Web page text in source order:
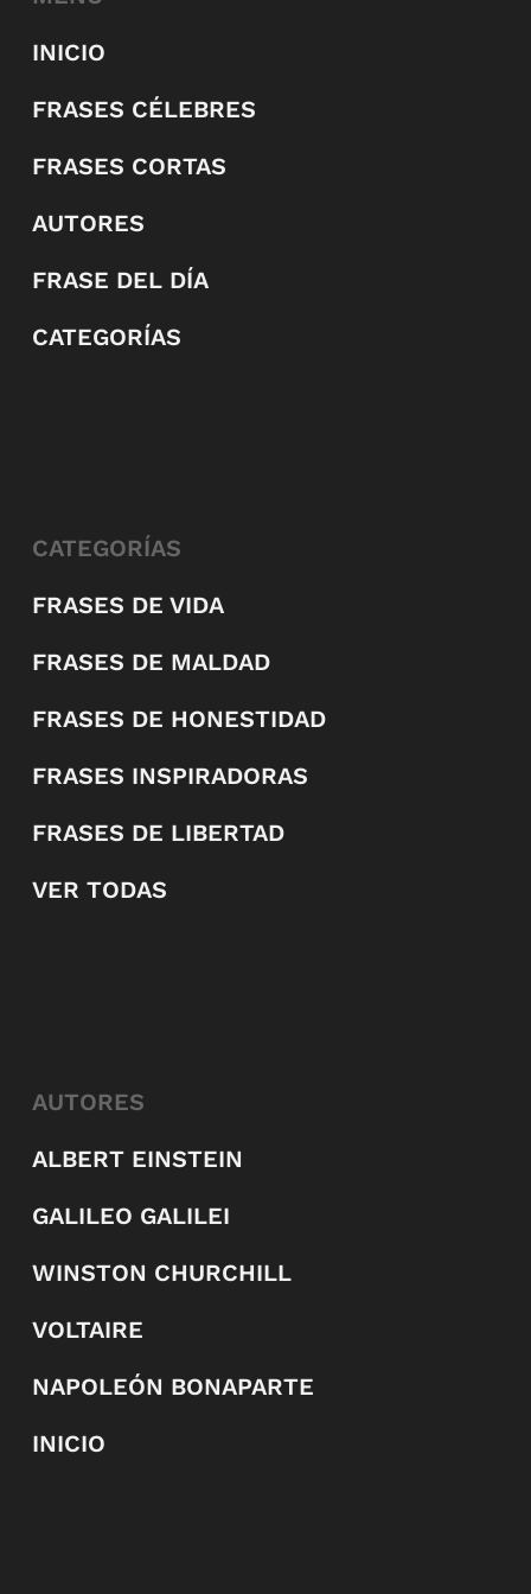
INICIO
FRASES CÉLEBRES
FRASES CORTAS
AUTORES
FRASE DEL DÍA
CATEGORÍAS
CATEGORÍAS
FRASES DE VIDA
FRASES DE MALDAD
FRASES DE HONESTIDAD
FRASES INSPIRADORAS
FRASES DE LIBERTAD
VER TODAS
AUTORES
ALBERT EINSTEIN
GALILEO GALILEI
WINSTON CHURCHILL
VOLTAIRE
NAPOLEÓN BONAPARTE
INICIO